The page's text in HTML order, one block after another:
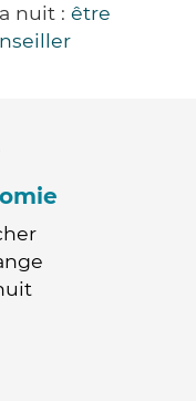
nuit : être